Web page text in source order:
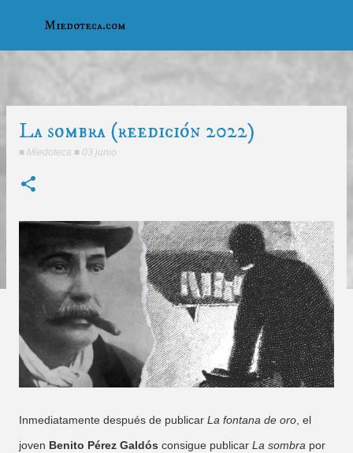
Miedoteca.com
La sombra (reedición 2022)
■ Miedoteca ■ 03 junio
Inmediatamente después de publicar La fontana de oro , el
joven Benito Pérez Galdós consigue publicar La sombra por